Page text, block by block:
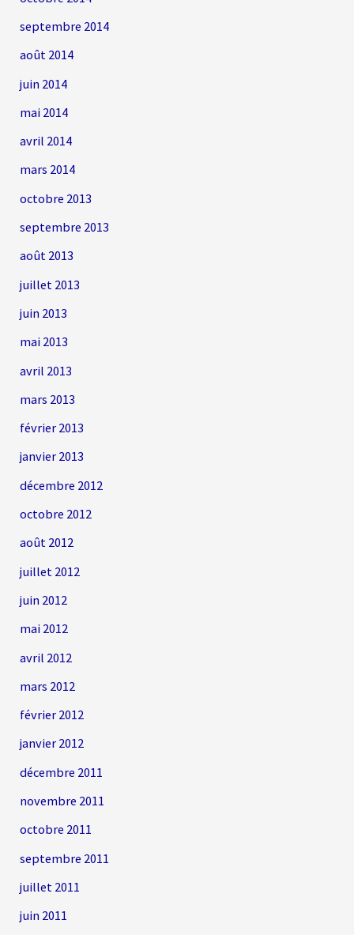
septembre 2014
août 2014
juin 2014
mai 2014
avril 2014
mars 2014
octobre 2013
septembre 2013
août 2013
juillet 2013
juin 2013
mai 2013
avril 2013
mars 2013
février 2013
janvier 2013
décembre 2012
octobre 2012
août 2012
juillet 2012
juin 2012
mai 2012
avril 2012
mars 2012
février 2012
janvier 2012
décembre 2011
novembre 2011
octobre 2011
septembre 2011
juillet 2011
juin 2011